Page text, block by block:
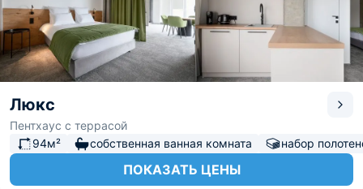
Люкс
Пентхаус с террасой
94м²
собственная ванная комната набор
ПОКАЗАТЬ ЦЕНЫ